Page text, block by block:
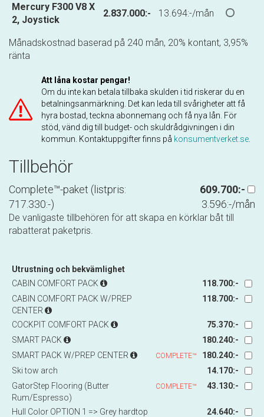
Mercury F300 V8 X
2, Joystick
2.837.000:- 13.694:-/mån
Månadskostnad baserad på 240 mån, 20% kontant, 3,95%
ränta
Att låna kostar pengar!
Om du inte kan betala tillbaka skulden i tid riskerar du en
betalningsanmärkning. Det kan leda till svårigheter att få
hyra bostad, teckna abonnemang och få nya lån. För
stöd, vänd dig till budget- och skuldrådgivningen i din
kommun. Kontaktuppgifter finns på konsumentverket.se
Tillbehör
Complete™-paket (listpris:
717.330:-)
609.700:-
3.596:-/mån
De vanligaste tillbehören för att skapa en körklar båt till
rabatterat paketpris.
Utrustning och bekvämlighet
CABIN COMFORT PACK
118.700:-
CABIN COMFORT PACK W/PREP
CENTER
118.700:-
COCKPIT COMFORT PACK
75.370:-
SMART PACK
180.240:-
SMART PACK W/PREP CENTER
COMPLETE™
180.240:-
Ski tow arch
14.170:-
GatorStep Flooring (Butter
Rum/Espresso)
COMPLETE™ 43.130:-
Hull Color OPTION 1 => Grey hardtop
24.640:-